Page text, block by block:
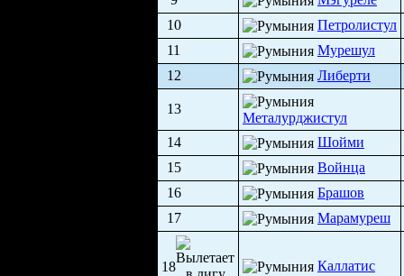
10
Петролистул
11
Мурешул
12
Либерти
13
Металурджистул
14
Шойми
15
Войнца
16
Брашов
17
Марамуреш
18 Каллатис